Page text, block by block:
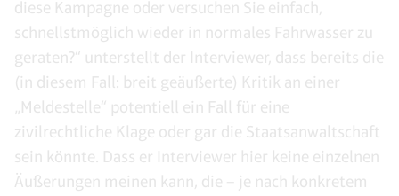
diese Kampagne oder versuchen Sie einfach,
schnellstmöglich wieder in normales Fahrwasser zu
geraten?“ unterstellt der Interviewer, dass bereits die
(in diesem Fall: breit geäußerte) Kritik an einer
„Meldestelle“ potentiell ein Fall für eine
zivilrechtliche Klage oder gar die Staatsanwaltschaft
sein könnte. Dass er Interviewer hier keine einzelnen
Äußerungen meinen kann, die – je nach konkretem